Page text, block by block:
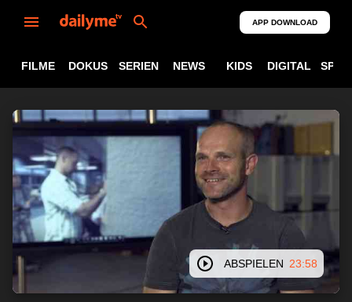
APP DOWNLOAD
FILME DOKUS SERIEN NEWS KIDS DIGITAL
ABSPIELEN 23:58